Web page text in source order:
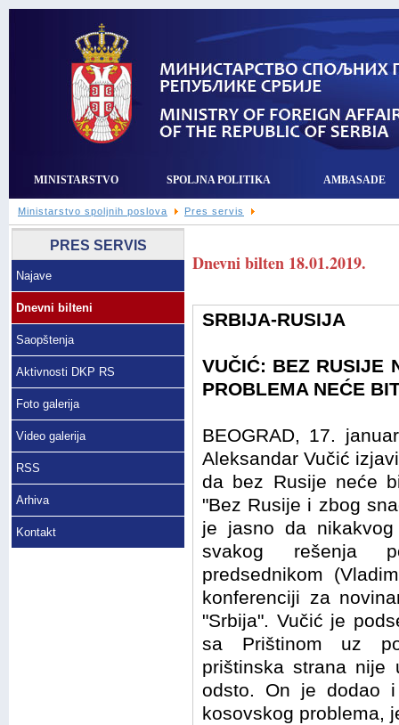
MINISTARSTVO SPOLJNA POLITIKA AMBASADE
Ministarstvo spoljnih poslova Pres servis
PRES SERVIS
Najave
Dnevni bilteni
Saopštenja
Aktivnosti DKP RS
Foto galerija
Video galerija
RSS
Arhiva
Kontakt
Dnevni bilten 18.01.2019.
SRBIJA-RUSIJA
VUČIĆ: BEZ RUSIJE
PROBLEMA NEĆE
BEOGRAD, 17.
Aleksandar Vučić
da bez Rusije neće
"Bez Rusije i zbog
je jasno da
svakog rešenja
predsednikom
konferenciji za
"Srbija". Vučić je
sa Prištinom uz
prištinska strana
odsto. On je dodao
kosovskog problema,